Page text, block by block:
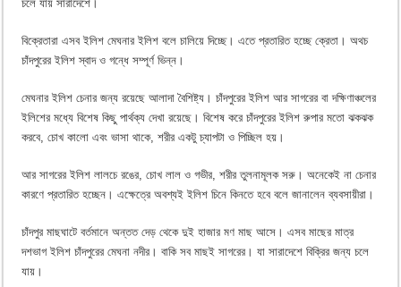
চলে যায় সারাদেশে।
বিক্রেতারা এসব ইলিশ মেঘনার ইলিশ বলে চালিয়ে দিচ্ছে। এতে প্রতারিত হচ্ছে ক্রেতা। অথচ
চাঁদপুরের ইলিশ স্বাদ ও গন্ধে সম্পূর্ণ ভিন্ন।
মেঘনার ইলিশ চেনার জন্য রয়েছে আলাদা বৈশিষ্ট্য। চাঁদপুরের ইলিশ আর সাগরের বা দক্ষিণাঞ্চলের
ইলিশের মধ্যে বিশেষ কিছু পার্থক্য দেখা রয়েছে। বিশেষ করে চাঁদপুরের ইলিশ রুপার মতো ঝকঝক
করবে, চোখ কালো এবং ভাসা থাকে, শরীর একটু চ্যাপটা ও পিচ্ছিল হয়।
আর সাগরের ইলিশ লালচে রঙের, চোখ লাল ও গভীর, শরীর তুলনামূলক সরু। অনেকেই না চেনার
কারণে প্রতারিত হচ্ছেন। এক্ষেত্রে অবশ্যই ইলিশ চিনে কিনতে হবে বলে জানালেন ব্যবসায়ীরা।
চাঁদপুর মাছঘাটে বর্তমানে অন্তত দেড় থেকে দুই হাজার মণ মাছ আসে। এসব মাছের মাত্র
দশভাগ ইলিশ চাঁদপুরের মেঘনা নদীর। বাকি সব মাছই সাগরের। যা সারাদেশে বিক্রির জন্য চলে
যায়।